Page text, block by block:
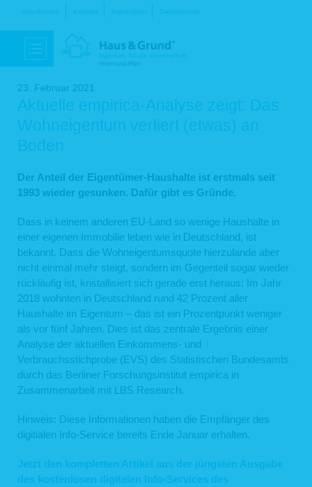
Navigation
Info-Service Kontakt Impressum Datenschutz
23. Februar 2021
Aktuelle empirica-Analyse zeigt: Das
Wohneigentum verliert (etwas) an
Boden
Der Anteil der Eigentümer-Haushalte ist erstmals seit
1993 wieder gesunken. Dafür gibt es Gründe.
Dass in keinem anderen EU-Land so wenige Haushalte in
einer eigenen Immobilie leben wie in Deutschland, ist
bekannt. Dass die Wohneigentumsquote hierzulande aber
nicht einmal mehr steigt, sondern im Gegenteil sogar wieder
rückläufig ist, kristallisiert sich gerade erst heraus: Im Jahr
2018 wohnten in Deutschland rund 42 Prozent aller
Haushalte im Eigentum – das ist ein Prozentpunkt weniger
als vor fünf Jahren. Dies ist das zentrale Ergebnis einer
Analyse der aktuellen Einkommens- und
Verbrauchsstichprobe (EVS) des Statistischen Bundesamts
durch das Berliner Forschungsinstitut empirica in
Zusammenarbeit mit LBS Research.
Hinweis: Diese Informationen haben die Empfänger des
digitialen Info-Service bereits Ende Januar erhalten.
Jetzt den kompletten Artikel aus der jüngsten Ausgabe
des kostenlosen digitalen Info-Services des